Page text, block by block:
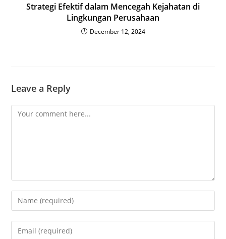
Strategi Efektif dalam Mencegah Kejahatan di
Lingkungan Perusahaan
December 12, 2024
Leave a Reply